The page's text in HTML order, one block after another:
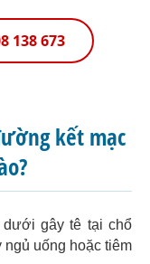
138 673
kết mạc
gây tê tại chổ
uống hoặc tiêm